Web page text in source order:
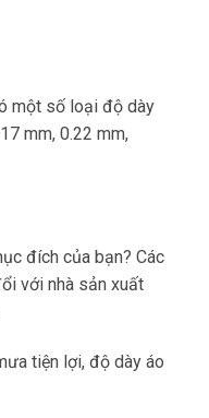
một số loại độ dày
mm, 0.22 mm,
đích của bạn? Các
với nhà sản xuất
tiện lợi, độ dày áo